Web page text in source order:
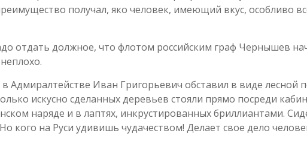
получал, яко человек, имеющий вкус, особливо
отдать должное, что флотом российским граф Чернышев
Адмиралтействе Иван Григорьевич обставил в виде лесной
искусно сделанных деревьев стояли прямо посреди
наряде и в лаптях, инкрустированных бриллиантами.
кого на Руси удивишь чудачеством! Делает свое дело